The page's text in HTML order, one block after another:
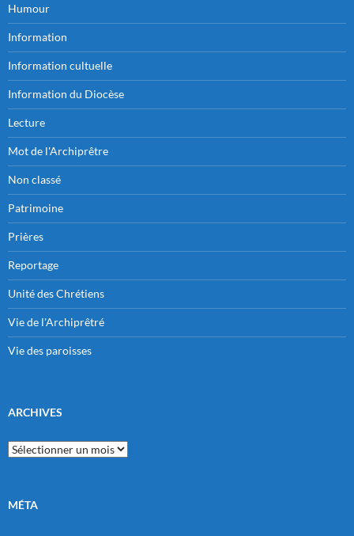
Humour
Information
Information cultuelle
Information du Diocèse
Lecture
Mot de l'Archiprêtre
Non classé
Patrimoine
Prières
Reportage
Unité des Chrétiens
Vie de l'Archiprêtré
Vie des paroisses
ARCHIVES
Archives
MÉTA